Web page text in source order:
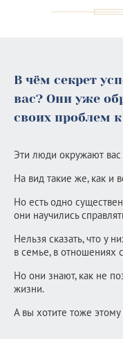
В чём секрет
вас? Они уже
своих проблем к
Эти люди окружают вас
На вид такие же, как и
Но есть одно
они научились
Нельзя сказать, что у
в семье, в
Но они знают, как не
жизни.
А вы хотите тоже этому